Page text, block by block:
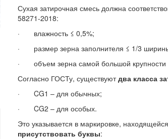
Сухая затирочная смесь должна
58271-2018:
· влажность ≤ 0,5%;
· размер зерна заполнителя ≤ 1/3
· объем зерна самой большой крупности
Согласно ГОСТу, существуютдва класса
· CG1 – для обычных;
· CG2 – для особых.
Это указывается в маркировке,
присутствовать буквы: